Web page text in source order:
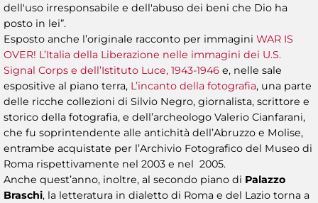
dell'uso irresponsabile e dell'abuso dei beni che Dio ha
posto in lei”.
Esposto anche l’originale racconto per immagini WAR IS
OVER! L’Italia della Liberazione nelle immagini dei U.S.
Signal Corps e dell’Istituto Luce, 1943-1946 e, nelle sale
espositive al piano terra, L’incanto della fotografia, una parte
delle ricche collezioni di Silvio Negro, giornalista, scrittore e
storico della fotografia, e dell’archeologo Valerio Cianfarani,
che fu soprintendente alle antichità dell’Abruzzo e Molise,
entrambe acquistate per l’Archivio Fotografico del Museo di
Roma rispettivamente nel 2003 e nel 2005.
Anche quest’anno, inoltre, al secondo piano di Palazzo
Braschi, la letteratura in dialetto di Roma e del Lazio torna a